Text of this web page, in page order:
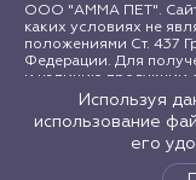
ООО "АММА ПЕТ". Сайт
каких условиях не
положениями Ст. 437
Федерации. Для
и наличию продукции
"АММА ПЕТ". Все права
соответствии с
об авторском праве
материалов сайта
Используя
использование
его